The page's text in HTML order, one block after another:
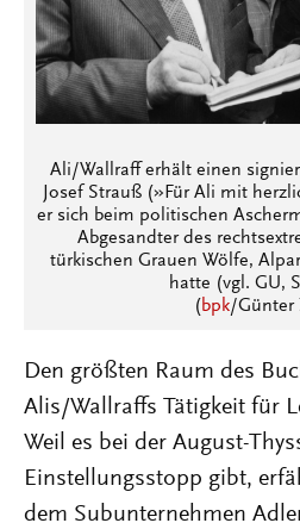
Ali/Wallraff erhält einen
Josef Strauß (»Für Ali mit
er sich beim politischen
Abgesandter des
türkischen Grauen Wölfe,
hatte (vgl. GU,
(bpk/Günter
Den größten Raum des
Alis/Wallraffs Tätigkeit für
Weil es bei der August-
Einstellungsstopp gibt,
dem Subunternehmen